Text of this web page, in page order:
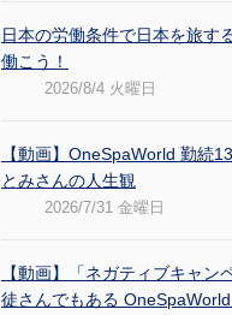
日本の労働条件で日本を旅す
働こう！
2026/8/4 火曜日
【動画】OneSpaWorld 勤続
とみさんの人生観
2026/7/31 金曜日
【動画】「ネガティブキャン
徒さんでもある